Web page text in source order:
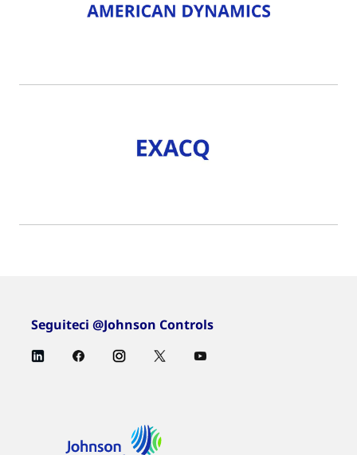
Seguiteci @Johnson Controls